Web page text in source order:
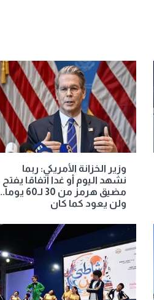
وزير الخزانة الأمريكي: ربما
نشهد اليوم أو غدا اتفاقا يفتح
مضيق هرمز من 30 لـ60 يوما..
ولن يعود كما كان